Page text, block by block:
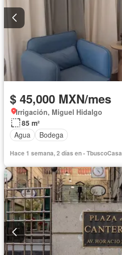
$ 45,000 MXN/mes
Irrigación, Miguel Hidalgo
85 m²
Agua
Bodega
Hace 1 semana, 2 días en - TbuscoCasa